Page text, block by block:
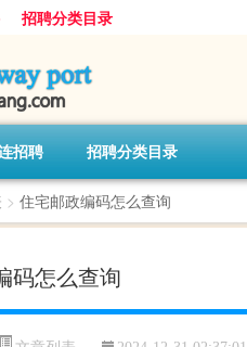
招聘分类目录
招聘 招聘分类目录
> 住宅邮政编码怎么查询
码怎么查询